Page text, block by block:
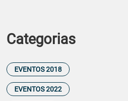
Categorias
EVENTOS 2018
EVENTOS 2022